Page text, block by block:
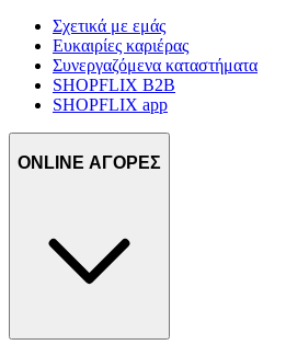
Σχετικά με εμάς
Ευκαιρίες καριέρας
Συνεργαζόμενα καταστήματα
SHOPFLIX B2B
SHOPFLIX app
ONLINE ΑΓΟΡΕΣ